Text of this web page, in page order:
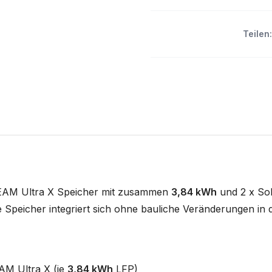
Teilen:
Ultra X Speicher mit zusammen 3,84 kWh und 2 x
integriert sich ohne bauliche Veränderungen
Ultra X (je 3,84 kWh LFP)